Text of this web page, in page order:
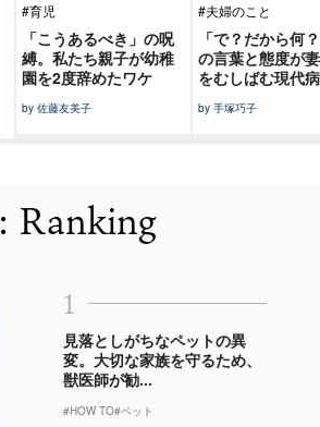
#育児
「こうあるべき」の呪
縛。私たち親子が幼稚
園を2度辞めたワケ
by 佐藤友美子
#夫婦のこと
「で？だから何
の言葉と態度が
をむしばむ現代病
by 手塚巧子
: Ranking
1
見落としがちなペットの異
変。大切な家族を守るため、
獣医師が勧...
#HOW TO#ペット